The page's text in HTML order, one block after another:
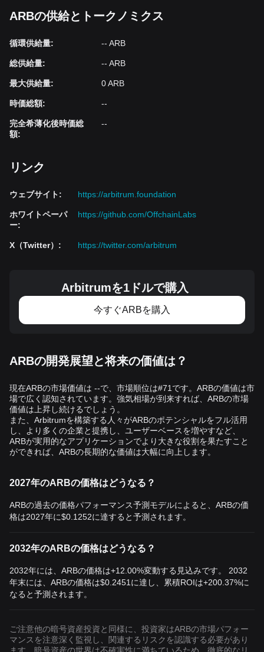
ARBの供給とトークノミクス
循環供給量: -- ARB
‌総供給量: -- ARB
‌最大供給量: 0 ARB
時価総額: --
完全希薄化後時価総
額:
--
リンク
ウェブサイト: https://arbitrum.foundation
ホワイトペーパ
ー:
https://github.com/OffchainLabs
X（Twitter） : https://twitter.com/arbitrum
Arbitrumを1ドルで購入
今すぐARBを購入
ARBの開発展望と将来の価値は？
現在ARBの市場価値は --で、市場順位は#71です。ARBの価値は市
場で広く認知されています。強気相場が到来すれば、ARBの市場
価値は上昇し続けるでしょう。
また、Arbitrumを構築する人々がARBのポテンシャルをフル活用
し、より多くの企業と提携し、ユーザーベースを増やすなど、
ARBが実用的なアプリケーションでより大きな役割を果たすこと
ができれば、ARBの長期的な価値は大幅に向上します。
2027年のARBの価格はどうなる？
ARBの過去の価格パフォーマンス予測モデルによると、ARBの価
格は2027年に$0.1252に達すると予測されます。
2032年のARBの価格はどうなる？
2032年には、ARBの価格は+12.00%変動する見込みです。 2032
年末には、ARBの価格は$0.2451 に達し、累積ROIは+200.37%に
なると予測されます。
ご注意他の暗号資産投資と同様に、投資家はARBの市場パフォー
マンスを注意深く監視し、関連するリスクを認識する必要があり